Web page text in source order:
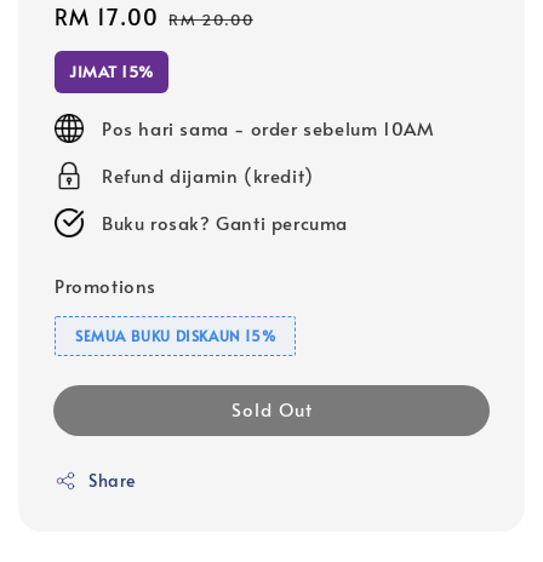
Sale
price
RM 17.00 Regular
RM 20.00
JIMAT 15%
Pos hari sama - order sebelum 10AM
Refund dijamin (kredit)
Buku rosak? Ganti percuma
Promotions
SEMUA BUKU DISKAUN 15%
Sold Out
Share